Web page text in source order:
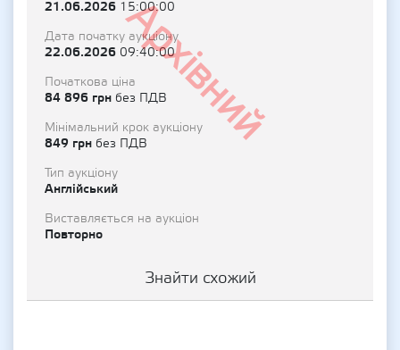
Архівний
21.06.2026 15:00:00
Дата початку аукціону
22.06.2026 09:40:00
Початкова ціна
84 896 грн без ПДВ
Мінімальний крок аукціону
849 грн без ПДВ
Тип аукціону
Англійський
Виставляється на аукціон
Повторно
Знайти схожий